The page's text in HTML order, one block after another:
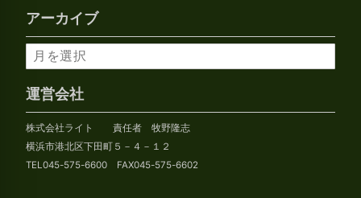
アーカイブ
ア
ー
カ
イ
ブ
運営会社
株式会社ライト 責任者 牧野隆志
横浜市港北区下田町５－４－１２
TEL045-575-6600 FAX045-575-6602